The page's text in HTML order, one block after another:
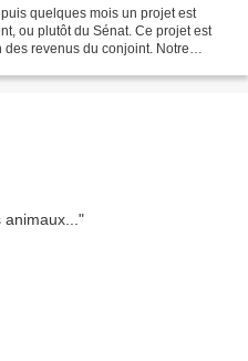
quelques mois un projet est
ou plutôt du Sénat. Ce projet est
revenus du conjoint. Notre